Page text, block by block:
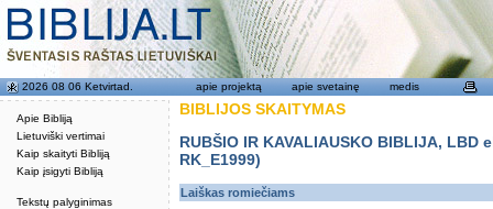
Apie Bibliją
Lietuviški vertimai
Kaip skaityti Bibliją
Kaip įsigyti Bibliją
Tekstų palyginimas
2026 08 06 Ketvirtad. apie projektą apie svetainę medis
BIBLIJOS SKAITYMAS
RUBŠIO IR KAVALIAUSKO BIBLIJA,
RK_E1999)
Laiškas romiečiams